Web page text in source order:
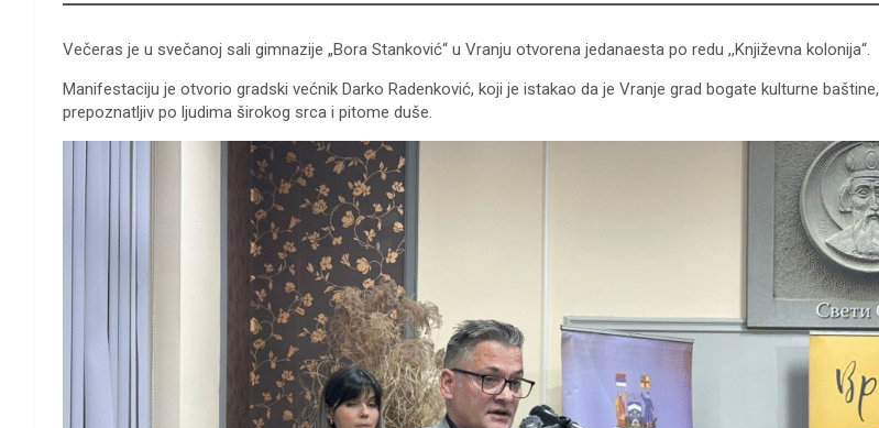
Večeras je u svečanoj sali gimnazije „Bora Stanković“ u Vranju otvorena jedanaesta po redu ,,Književna kolonija“.
Manifestaciju je otvorio gradski većnik Darko Radenković, koji je istakao da je Vranje grad bogate kulturne baštine,
prepoznatljiv po ljudima širokog srca i pitome duše.